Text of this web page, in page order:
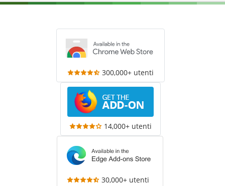
300,000+ utenti
14,000+ utenti
30,000+ utenti